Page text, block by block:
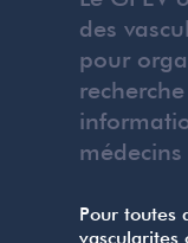
des
pour
Pour toutes
vascularites